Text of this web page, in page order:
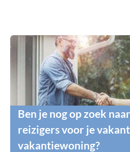
Ben je nog op zoek
reizigers voor je
vakantiewoning?